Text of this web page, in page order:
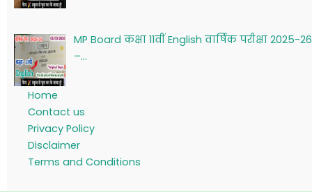
MP Board कक्षा 11वीं English वार्षिक परीक्षा 2025-26
–…
Home
Contact us
Privacy Policy
Disclaimer
Terms and Conditions